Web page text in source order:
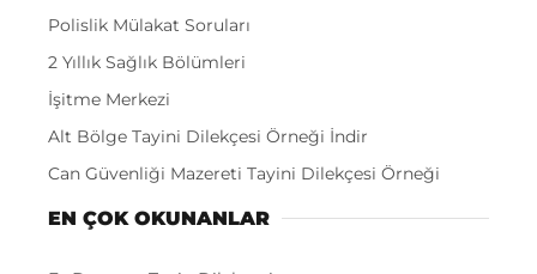
Polislik Mülakat Soruları
2 Yıllık Sağlık Bölümleri
İşitme Merkezi
Alt Bölge Tayini Dilekçesi Örneği İndir
Can Güvenliği Mazereti Tayini Dilekçesi Örneği
EN ÇOK OKUNANLAR